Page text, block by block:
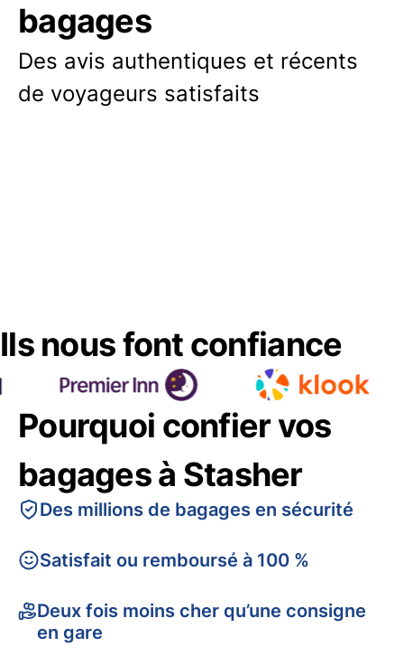
bagages
Des avis authentiques et récents
de voyageurs satisfaits
Ils nous font confiance
Pourquoi confier vos
bagages à Stasher
Des millions de bagages en sécurité
Satisfait ou remboursé à 100 %
Deux fois moins cher qu’une consigne
en gare